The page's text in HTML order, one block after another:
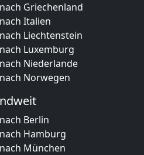
Griechenland
Italien
Liechtenstein
Luxemburg
Niederlande
Norwegen
Berlin
Hamburg
München